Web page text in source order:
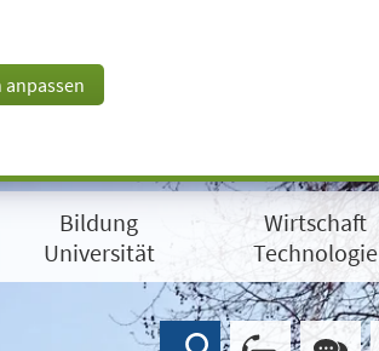
Bildung
Universität
Wirtschaft
Technologie